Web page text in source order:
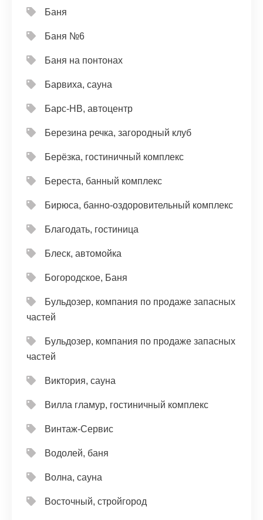
Баня
Баня №6
Баня на понтонах
Барвиха, сауна
Барс-НВ, автоцентр
Березина речка, загородный клуб
Берёзка, гостиничный комплекс
Береста, банный комплекс
Бирюса, банно-оздоровительный комплекс
Благодать, гостиница
Блеск, автомойка
Богородское, Баня
Бульдозер, компания по продаже запасных
частей
Бульдозер, компания по продаже запасных
частей
Виктория, сауна
Вилла гламур, гостиничный комплекс
Винтаж-Сервис
Водолей, баня
Волна, сауна
Восточный, стройгород